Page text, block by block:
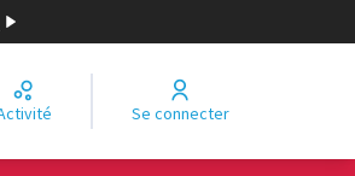
Activité Se connecter